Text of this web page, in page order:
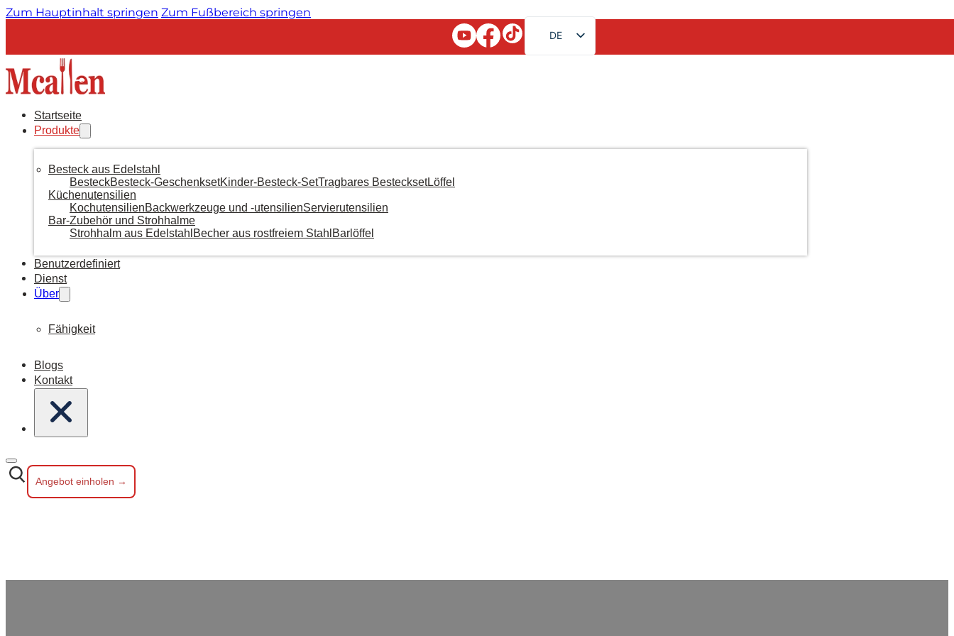
Zum Hauptinhalt springen Zum Fußbereich springen
DE
EN
JA
Startseite
Produkte
Besteck aus Edelstahl
BesteckBesteck-GeschenksetKinder-Besteck-SetTragbares BestecksetLöffel
Küchenutensilien
KochutensilienBackwerkzeuge und -utensilienServierutensilien
Bar-Zubehör und Strohhalme
Strohhalm aus Edelstahl Becher aus rostfreiem Stahl Barlöffel
Benutzerdefiniert
Dienst
Über
Fähigkeit
Blogs
Kontakt
Angebot einholen →